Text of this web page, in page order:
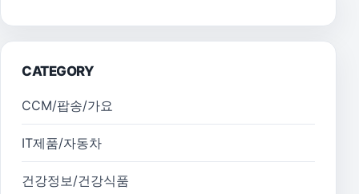
CATEGORY
CCM/팝송/가요
IT제품/자동차
건강정보/건강식품